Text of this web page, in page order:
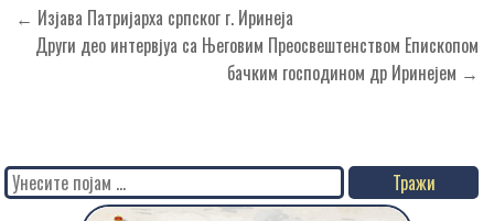
Кретање
чланка
← Изјава Патријарха српског г. Иринеја
Други део интервјуа са Његовим Преосвештенством Епископом
бачким господином др Иринејем →
Search
for: